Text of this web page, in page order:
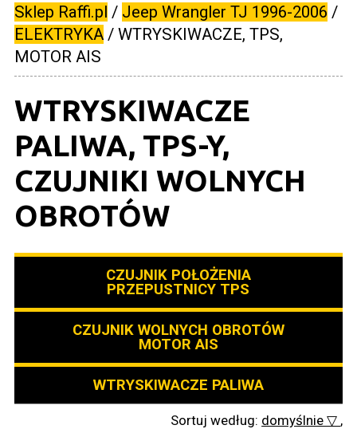
Sklep Raffi.pl / Jeep Wrangler TJ 1996-2006 /
ELEKTRYKA/ WTRYSKIWACZE, TPS,
MOTOR AIS
WTRYSKIWACZE
PALIWA, TPS-Y,
CZUJNIKI WOLNYCH
OBROTÓW
CZUJNIK POŁOŻENIA
PRZEPUSTNICY TPS
CZUJNIK WOLNYCH OBROTÓW
MOTOR AIS
WTRYSKIWACZE PALIWA
Sortuj według: domyślnie ▽ ,